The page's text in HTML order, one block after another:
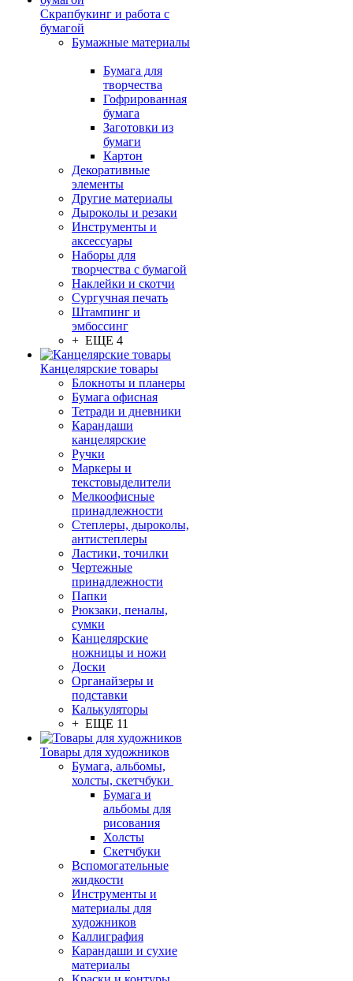
Скрапбукинг и работа с
бумагой
Бумажные материалы
Бумага для
творчества
Гофрированная
бумага
Заготовки из
бумаги
Картон
Декоративные
элементы
Другие материалы
Дыроколы и резаки
Инструменты и
аксессуары
Наборы для
творчества с бумагой
Наклейки и скотчи
Сургучная печать
Штампинг и
эмбоссинг
+ ЕЩЕ 4
Канцелярские товары
Блокноты и планеры
Бумага офисная
Тетради и дневники
Карандаши
канцелярские
Ручки
Маркеры и
текстовыделители
Мелкоофисные
принадлежности
Степлеры, дыроколы,
антистеплеры
Ластики, точилки
Чертежные
принадлежности
Папки
Рюкзаки, пеналы,
сумки
Канцелярские
ножницы и ножи
Доски
Органайзеры и
подставки
Калькуляторы
+ ЕЩЕ 11
Товары для художников
Бумага, альбомы,
холсты, скетчбуки
Бумага и
альбомы для
рисования
Холсты
Скетчбуки
Вспомогательные
жидкости
Инструменты и
материалы для
художников
Каллиграфия
Карандаши и сухие
материалы